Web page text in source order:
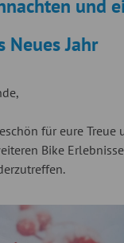
und
Neues Jahr
für eure Treue
Bike